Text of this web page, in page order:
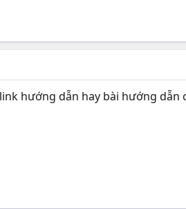
hướng dẫn hay bài hướng dẫn